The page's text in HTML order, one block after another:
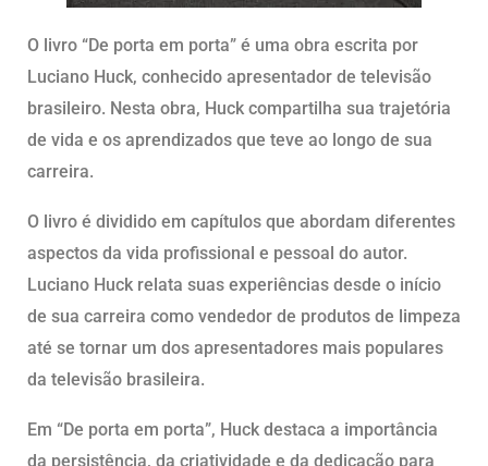
O livro “De porta em porta” é uma obra escrita por
Luciano Huck, conhecido apresentador de televisão
brasileiro. Nesta obra, Huck compartilha sua trajetória
de vida e os aprendizados que teve ao longo de sua
carreira.
O livro é dividido em capítulos que abordam diferentes
aspectos da vida profissional e pessoal do autor.
Luciano Huck relata suas experiências desde o início
de sua carreira como vendedor de produtos de limpeza
até se tornar um dos apresentadores mais populares
da televisão brasileira.
Em “De porta em porta”, Huck destaca a importância
da persistência, da criatividade e da dedicação para